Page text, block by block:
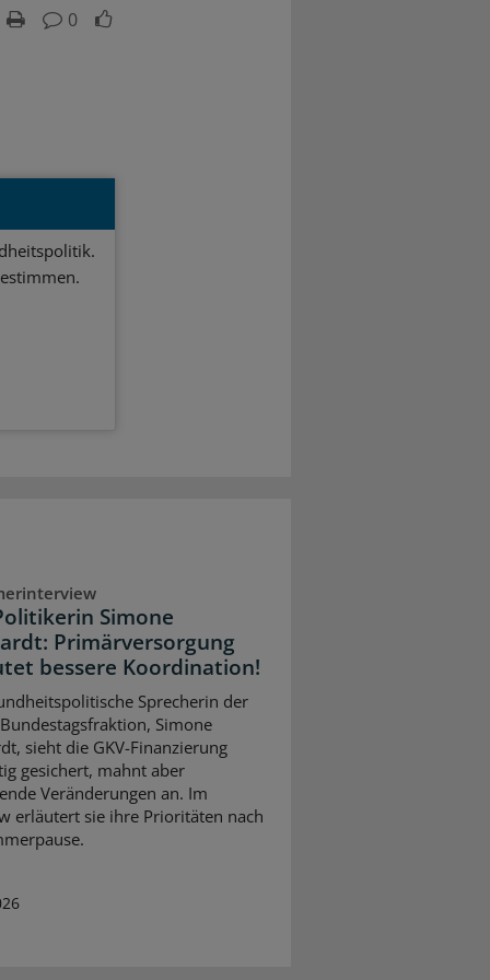
0
Simone
Primärversorgung
bessere Koordination!
Sprecherin der
Simone
sieht die GKV-Finanzierung
gesichert, mahnt aber
Veränderungen an. Im
erläutert sie ihre Prioritäten nach